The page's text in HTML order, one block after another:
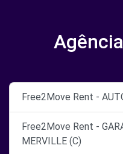
Free2Move Rent -
Free2Move Rent -
MERVILLE (C)